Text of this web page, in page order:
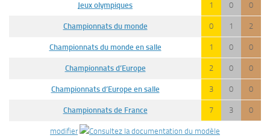
Jeux olympiques 1 0 0
Championnats du monde 0 1 2
Championnats du monde en salle 1 0 0
Championnats d’Europe 2 0 0
Championnats d’Europe en salle 3 0 0
Championnats de France 7 3 0
modifier